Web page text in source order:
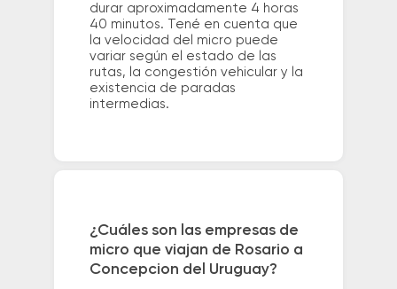
durar aproximadamente 4 horas
40 minutos. Tené en cuenta que
la velocidad del micro puede
variar según el estado de las
rutas, la congestión vehicular y la
existencia de paradas
intermedias.
¿Cuáles son las empresas de
micro que viajan de Rosario a
Concepcion del Uruguay?